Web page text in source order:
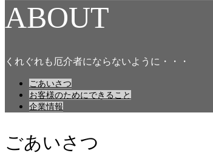
ABOUT
くれぐれも厄介者にならないように・・・
ごあいさつ
お客様のためにできること
企業情報
ごあいさつ